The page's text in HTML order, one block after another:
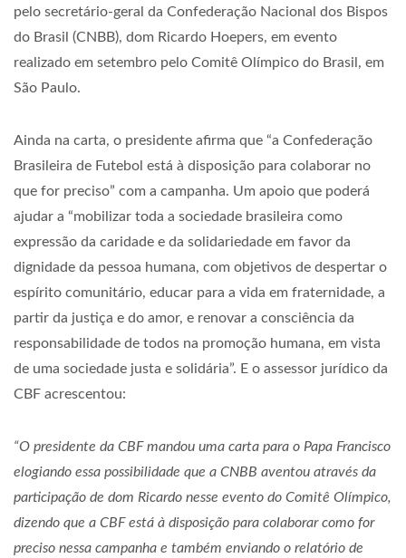
pelo secretário-geral da Confederação Nacional dos Bispos
do Brasil (CNBB), dom Ricardo Hoepers, em evento
realizado em setembro pelo Comitê Olímpico do Brasil, em
São Paulo.
Ainda na carta, o presidente afirma que “a Confederação
Brasileira de Futebol está à disposição para colaborar no
que for preciso” com a campanha. Um apoio que poderá
ajudar a “mobilizar toda a sociedade brasileira como
expressão da caridade e da solidariedade em favor da
dignidade da pessoa humana, com objetivos de despertar o
espírito comunitário, educar para a vida em fraternidade, a
partir da justiça e do amor, e renovar a consciência da
responsabilidade de todos na promoção humana, em vista
de uma sociedade justa e solidária”. E o assessor jurídico da
CBF acrescentou:
“O presidente da CBF mandou uma carta para o Papa Francisco
elogiando essa possibilidade que a CNBB aventou através da
participação de dom Ricardo nesse evento do Comitê Olímpico,
dizendo que a CBF está à disposição para colaborar como for
preciso nessa campanha e também enviando o relatório de